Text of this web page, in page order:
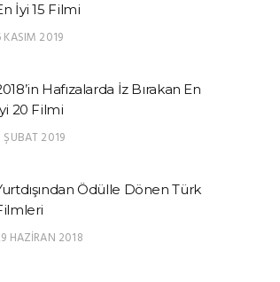
İyi 15 Filmi
KASIM 2019
Hafızalarda İz Bırakan En
20 Filmi
ŞUBAT 2019
Ödülle Dönen Türk
HAZIRAN 2018